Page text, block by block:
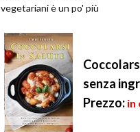
vegetariani è un po' più
consumando uo...
senza
Prezzo: in